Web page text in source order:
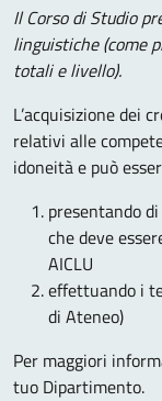
Il Corso di Studio
linguistiche (come
totali e livello).
L’acquisizione dei
relativi alle
idoneità e può
presentando
che deve
AICLU
effettuando i
di Ateneo)
Per maggiori
tuo Dipartimento.